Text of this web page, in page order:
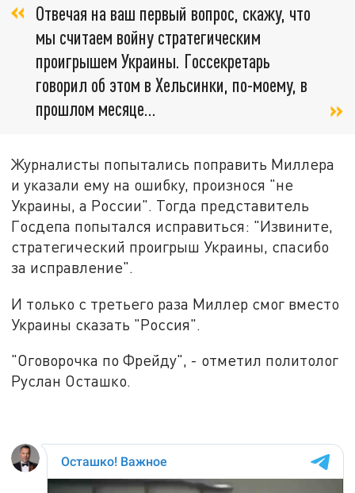
Отвечая на ваш первый вопрос, скажу, что
мы считаем войну стратегическим
проигрышем Украины. Госсекретарь
говорил об этом в Хельсинки, по-моему, в
прошлом месяце...
Журналисты попытались поправить Миллера
и указали ему на ошибку, произнося "не
Украины, а России". Тогда представитель
Госдепа попытался исправиться: "Извините,
стратегический проигрыш Украины, спасибо
за исправление".
И только с третьего раза Миллер смог вместо
Украины сказать "Россия".
"Оговорочка по Фрейду", - отметил политолог
Руслан Осташко.